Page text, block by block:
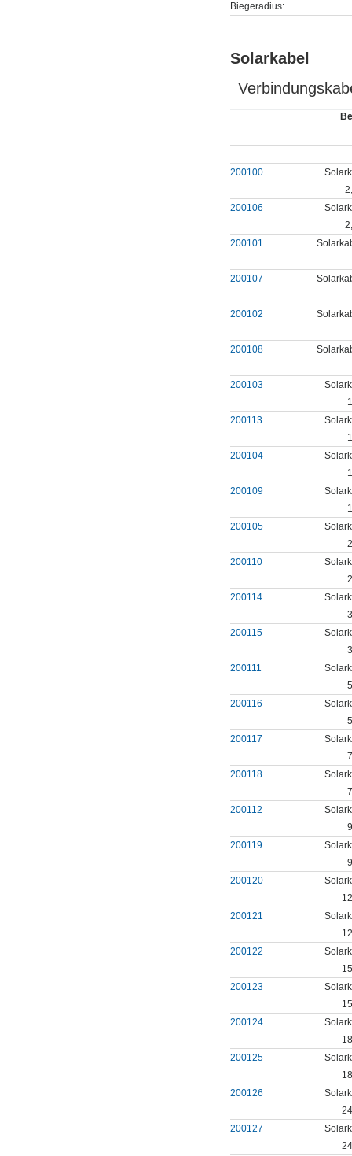
Biegeradius:
Solarkabel
200100
200106
200101
200107
200102
200108
200103
200113
200104
200109
200105
200110
200114
200115
200111
200116
200117
200118
200112
200119
200120
200121
200122
200123
200124
200125
200126
200127